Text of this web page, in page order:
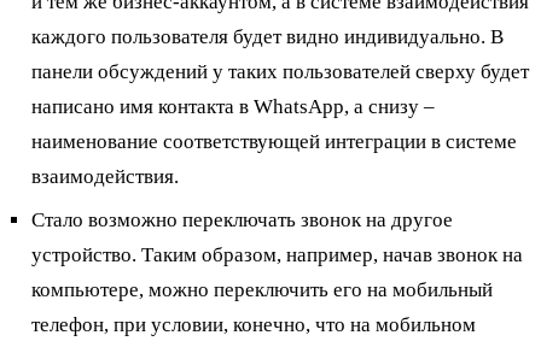
каждого пользователя будет видно индивидуально. В
панели обсуждений у таких пользователей сверху будет
написано имя контакта в WhatsApp, а снизу –
наименование соответствующей интеграции в системе
взаимодействия.
Стало возможно переключать звонок на другое
устройство. Таким образом, например, начав звонок на
компьютере, можно переключить его на мобильный
телефон, при условии, конечно, что на мобильном